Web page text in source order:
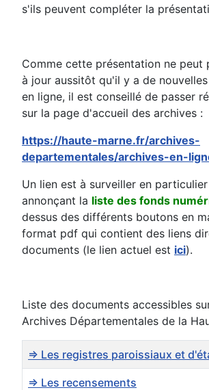
s'ils peuvent compléter la
Comme cette présentation ne peut
à jour aussitôt qu'il y a de
en ligne, il est conseillé de passer
sur la page d'accueil des archives :
https://haute-marne.fr/archives-
departementales/archives-en-
Un lien est à surveiller en
annonçant la liste des fonds
dessus des différents boutons en
format pdf qui contient des liens
documents (le lien actuel est ici).
Liste des documents accessibles
Archives Départementales de la
Titre
=> Les registres paroissiaux et
=> Les recensements